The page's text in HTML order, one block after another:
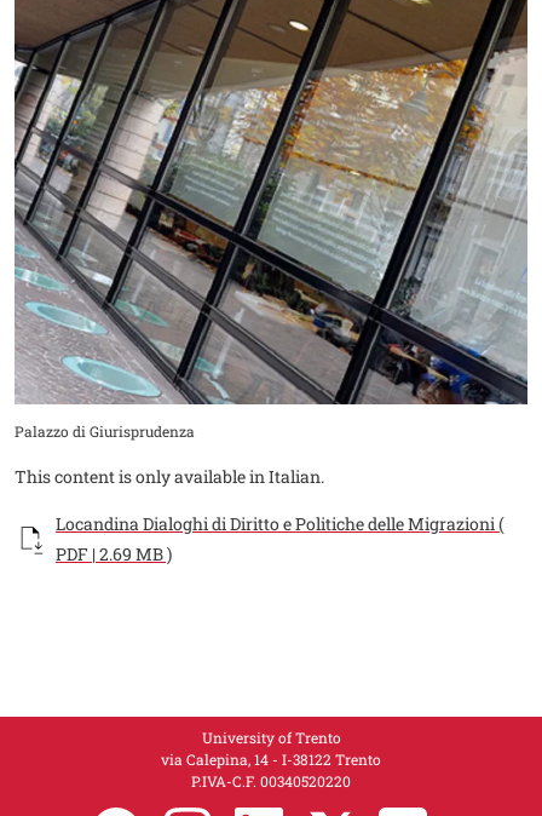
Didascalia
Palazzo di Giurisprudenza
This content is only available in Italian.
Documento
Locandina Dialoghi di Diritto e Politiche delle Migrazioni (
PDF | 2.69 MB )
University of Trento
via Calepina, 14 - I-38122 Trento
P.IVA-C.F. 003​40520220